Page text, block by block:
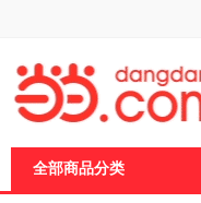
全部商品分类
页